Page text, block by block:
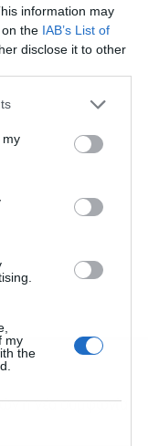
information may
the IAB’s List of
disclose it to other
my
my
the
ΜΑΦΙΑ
η νέα συμφωνία